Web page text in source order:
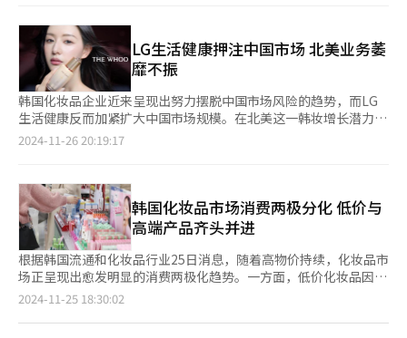
定仅允许法律婚姻或事实婚姻伴侣接受精子捐赠，因此未婚女性在
实际操作中几乎无法实现生育。 在韩国社会逐渐开始接受多元家
庭形式的背景下，婚姻和生育的传统关系正在面临转型。与此相
比，韩国的法律与政策至今从未认真考虑过未婚女性生育的可能
性，更未意识到应该如何为这一群体提供支持。韩国生育率已经多
年全球垫底，尊重个体选择权，接纳多样化的家庭形式，也许会是
提高出生率的一条有效途径。
惯，休·格兰特、施瓦辛格、尼古拉斯·凯奇等明星均有婚外子
女。近来韩国也出现如藤田小百合一样自发成为未婚妈妈的事例，
为家庭构成提供了一种全新的打开方式。若郑雨盛在此次事件中担
负起父亲应尽的责任，韩国非婚生育的舆论环境或变得更加友好。
统计厅日前公开的《2023年出生统计》显示，去年韩国婚外出生
人口为1.09万人，占整体出生人口（23万人）的4.7%。婚外出生
人口从2013年的9300人减少至2020年的6900人后，从2021年起
连续3年增长。 在大部分韩国人的传统观念中，生育行为和婚姻关
徊。但在2018年首次突破2%，达到2.2%后持续上升，今年首次
突破4%。 从经济合作与发展组织（OECD）2020年的统计数据来
看，法国当年新出生的婴儿中，有62.2%属于非婚生育子女，英国
和美国的比重分别为49%和41.2%，澳大利亚为36.5%，远远超过
韩国。 韩国未婚妈妈家庭协会代表金敏贞（音）称，希望此次郑
雨盛事件可以成为韩国社会改变对非婚生育负面看法的契机。亚洲
大学教授卢明宇（音）他表示，韩国社会仍对婚外生育缺乏包容，
比下降3个点和2个点。反之，目前生活状况（91）和家庭收入展
望（100）分别环比上涨1个点，消费支出展望（109）与上月持
平。央行统计调查组组长黄熙珍（音）表示，调查期间，随着美国
大选结果出炉，出口疲软和经济低迷等多重不确定性因素加剧，导
致消费者心理指数下滑显著。 本月住房价格预期指数为109，环比
（116）下降7个点，自今年9月（以后）时隔2年11个月达到最高
水平后，连续两个月下降。。住房价格预期指数反映了消费者对一
年后房价的预期，预计一年后房价上涨的消费者比例大于下跌，该
和交易量减少等因素，预计房价上涨的比例有所下降，住房市场情
绪明显低迷。 虽然央行于10月下调了基准利率，但市场利率的走
高影响了消费者对未来利率走势的预期。11月利率预测指数从10
月的88升至93，环比上升5个点。预测6个月后利率较目前上涨的
消费者比例小于下降，该指数在100以下，反之则相反。 反映消费
者对未来一年物价走势预期的通胀预期率维持在2.8%，与上月持
平。虽然消费者物价上涨势头放缓，但汇率大幅波动引发了对进口
价格上涨的担忧，进一步影响了消费者的物价预期。
浦项时间为55分钟、江陵至釜山为3小时52分钟、江陵至大邱为3
小时22分钟。 韩国政府预计，随着该铁路开通，江原、庆北、釜
山、大邱等南部地区将形成“一日生活圈”，有望提升区域经济活
力。此外，各市政府正在面向国内外游客开发旅游产品，并宣传各
地旅游地区的魅力。 三陟市政府制作了主要旅游景点的宣传视
频，并通过地方广播和社交媒体（SNS）进行宣传推广。三陟市还
将推出在传统市场、主要旅游景点、餐厅、咖啡厅等地可使用
的“三陟旅游优惠套餐”。 与此同时，三陟市正在开发以四季为
产品。此外，三陟旅游文化财团计划于明年1月至2月开展旅游考察
活动。 东海市政府近日在浦项举办了旅游推介会，介绍了该市的
主要旅游资源。市政府计划与韩国铁道公社、东海文化观光财团、
东海市旅行协会合作，开发铁路旅游产品，并为游客提供丰富多样
的优惠活动。 为了吸引铁路游客，江陵市正在制定旅游发展战
略，举办面向旅行社的旅游推介会，同时开发以美食、夜间旅游为
主题的旅游产品。江陵市预计冬季赏雪及滑雪休闲活动将吸引大量
游客。为此，计划通过旅游推介会活动、SNS推广、在车站设立展
台等方式，吸引更多游客。 东海线铁路的三陟区间【图片提供 韩
LG生活健康押注中国市场 北美业务萎
靡不振
韩国化妆品企业近来呈现出努力摆脱中国市场风险的趋势，而LG
生活健康反而加紧扩大中国市场规模。在北美这一韩妆增长潜力巨
大的地区，LG生活健康却陷入进退两难的困境。业内分析认为，
元（约合人民币77.33亿元），同比增长1.3%。其中，中国市场收
入5691亿韩元，同比增长8.9%，高端品牌“后”成为增长主力。
自去年下半年以来，LG生活健康通过重塑品牌和强化核心成分，
进一步加大对中国市场的攻势。 与中国市场的稳健成果形成对比
的是北美市场的萎靡不振。今年前三季度LG生活健康北美业务收
入同比下降14.6%，仅为3785亿韩元。LG生活健康此前在北美化
妆品领域投入约5000亿韩元进行并购，但品牌影响力依旧有限。
LG生活健康2019年收购美国化妆品公司雅芳（Avon），为在北美
市场的扩张奠定基础；2020年又收购霏丝佳（Physiogel）亚洲和
2024-11-26 20:19:17
韩国化妆品市场消费两极分化 低价与
高端产品齐头并进
根据韩国流通和化妆品行业25日消息，随着高物价持续，化妆品市
场正呈现出愈发明显的消费两极化趋势。一方面，低价化妆品因其
经济实惠而备受消费者青睐；另一方面，高端化妆品市场却依旧保
价1万韩元（约合人民币52元）的化妆品样品捆绑销售帖，成
2024-11-25 18:30:02
页